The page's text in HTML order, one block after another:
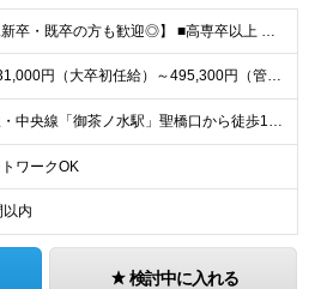
【第二新卒・既卒の方も歓迎◎】 ■高専卒以上 （大学卒業・大学院修了の方、 または工業高等専門学校（5年制）卒業の方を想定しています。） ■IT、IoT、DXに関する知識・技術・スキルをお持ちの方 ■
月給231,000円（大卒初任給）～495,300円（管理職） ※残業代は100％支給します ※3ヶ月の試用期間あり。その間の待遇に変更はありません
総武線・中央線「御茶ノ水駅」聖橋口から徒歩1分！ 東京都千代田区神田駿河台4-6（御茶ノ水ソラシティ） ※(変更の範囲)上記を除く当社関連勤務地／転勤になる場合あり
ワークOK
内
検討中に入れる